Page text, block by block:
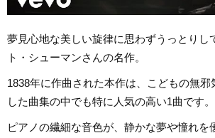
夢見心地な美しい旋律に思わずうっとりし
ト・シューマンさんの名作。
1838年に作曲された本作は、こどもの無邪
した曲集の中でも特に人気の高い1曲です。
ピアノの繊細な音色が、静かな夢や憧れを